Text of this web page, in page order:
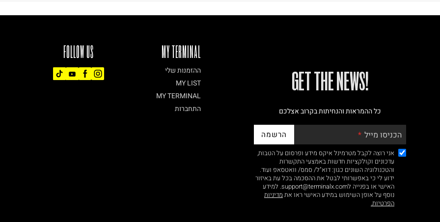
FOLLOW US MY TERMINAL
ההזמנות שלי
MY LIST
MY TERMINAL
התחברות
!GET THE NEWS
כל ההמראות והנחיתות בקרוב אצלכם
הכניסו מייל הרשמה
אני רוצה לקבל מטרמינל איקס מידע ופרסום על הטבות,
עדכונים וקולקציות חדשות באמצעי התקשרות
והטכנולוגיה השונים כגון: דוא"ל/ סמס/ וואטסאפ ועוד.
ידוע לי כי באפשרותי לבטל את ההסכמה בכל עת באיזור
האישי או בפנייה לsupport@terminalx.com. למידע
נוסף על אופן השימוש במידע האישי ראו את מדיניות
הפרטיות.